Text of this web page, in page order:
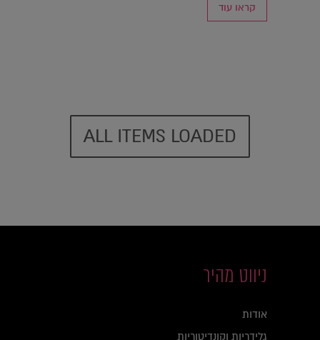
קראו עוד
ALL ITEMS LOADED
גלידריות וקונדיטוריות
בתי קפה ומסעדות